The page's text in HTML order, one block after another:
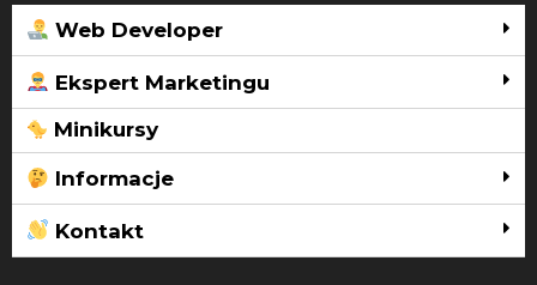
Web Developer
Ekspert Marketingu
Minikursy
Informacje
Kontakt